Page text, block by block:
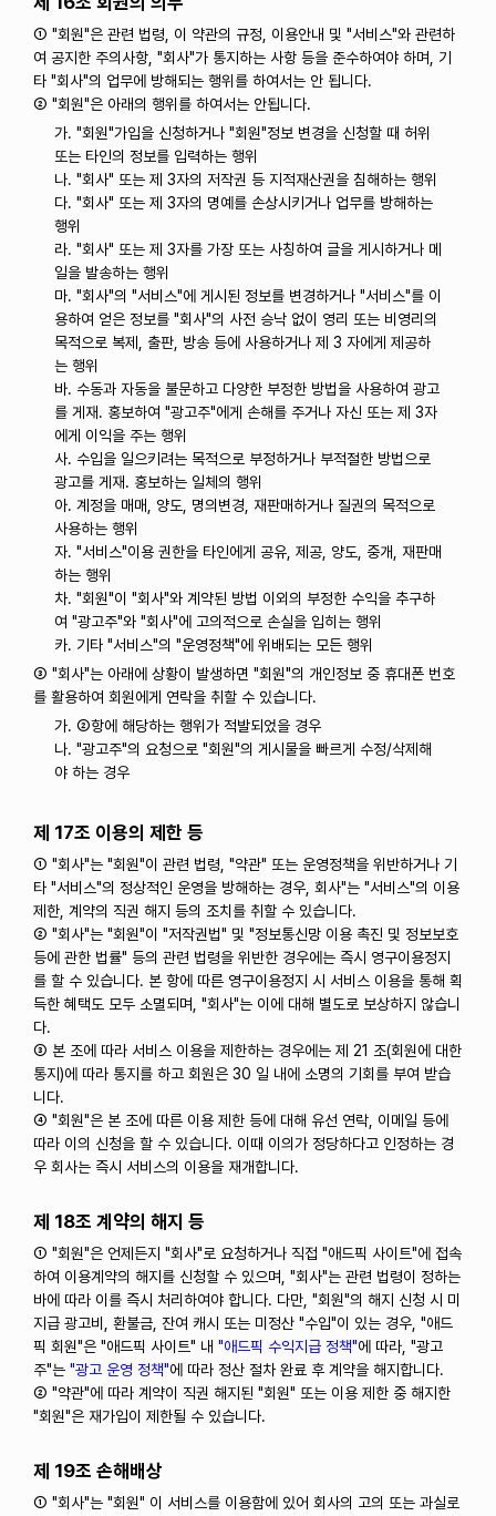
① "회원"은 관련 법령, 이 약관의 규정, 이용안내 및 "서비스"와 관련하
여 공지한 주의사항, "회사"가 통지하는 사항 등을 준수하여야 하며, 기
타 "회사"의 업무에 방해되는 행위를 하여서는 안 됩니다.
② "회원"은 아래의 행위를 하여서는 안됩니다.
가. "회원"가입을 신청하거나 "회원"정보 변경을 신청할 때 허위
또는 타인의 정보를 입력하는 행위
나. "회사" 또는 제 3자의 저작권 등 지적재산권을 침해하는 행위
다. "회사" 또는 제 3자의 명예를 손상시키거나 업무를 방해하는
행위
라. "회사" 또는 제 3자를 가장 또는 사칭하여 글을 게시하거나 메
일을 발송하는 행위
마. "회사"의 "서비스"에 게시된 정보를 변경하거나 "서비스"를 이
용하여 얻은 정보를 "회사"의 사전 승낙 없이 영리 또는 비영리의
목적으로 복제, 출판, 방송 등에 사용하거나 제 3 자에게 제공하
는 행위
바. 수동과 자동을 불문하고 다양한 부정한 방법을 사용하여 광고
를 게재. 홍보하여 "광고주"에게 손해를 주거나 자신 또는 제 3자
에게 이익을 주는 행위
사. 수입을 일으키려는 목적으로 부정하거나 부적절한 방법으로
광고를 게재. 홍보하는 일체의 행위
아. 계정을 매매, 양도, 명의변경, 재판매하거나 질권의 목적으로
사용하는 행위
자. "서비스"이용 권한을 타인에게 공유, 제공, 양도, 중개, 재판매
하는 행위
차. "회원"이 "회사"와 계약된 방법 이외의 부정한 수익을 추구하
여 "광고주"와 "회사"에 고의적으로 손실을 입히는 행위
카. 기타 "서비스"의 "운영정책"에 위배되는 모든 행위
③ "회사"는 아래에 상황이 발생하면 "회원"의 개인정보 중 휴대폰 번호
를 활용하여 회원에게 연락을 취할 수 있습니다.
가. ②항에 해당하는 행위가 적발되었을 경우
나. "광고주"의 요청으로 "회원"의 게시물을 빠르게 수정/삭제해
야 하는 경우
제 17조 이용의 제한 등
① "회사"는 "회원"이 관련 법령, "약관" 또는 운영정책을 위반하거나 기
타 "서비스"의 정상적인 운영을 방해하는 경우, 회사"는 "서비스"의 이용
제한, 계약의 직권 해지 등의 조치를 취할 수 있습니다.
② "회사"는 "회원"이 "저작권법" 및 "정보통신망 이용 촉진 및 정보보호
등에 관한 법률" 등의 관련 법령을 위반한 경우에는 즉시 영구이용정지
를 할 수 있습니다. 본 항에 따른 영구이용정지 시 서비스 이용을 통해 획
득한 혜택도 모두 소멸되며, "회사"는 이에 대해 별도로 보상하지 않습니
다.
③ 본 조에 따라 서비스 이용을 제한하는 경우에는 제 21 조(회원에 대한
통지)에 따라 통지를 하고 회원은 30 일 내에 소명의 기회를 부여 받습
니다.
④ "회원"은 본 조에 따른 이용 제한 등에 대해 유선 연락, 이메일 등에
따라 이의 신청을 할 수 있습니다. 이때 이의가 정당하다고 인정하는 경
우 회사는 즉시 서비스의 이용을 재개합니다.
제 18조 계약의 해지 등
① "회원"은 언제든지 "회사"로 요청하거나 직접 "애드픽 사이트"에 접속
하여 이용계약의 해지를 신청할 수 있으며, "회사"는 관련 법령이 정하는
바에 따라 이를 즉시 처리하여야 합니다. 다만, "회원"의 해지 신청 시 미
지급 광고비, 환불금, 잔여 캐시 또는 미정산 "수입"이 있는 경우, "애드
픽 회원"은 "애드픽 사이트" 내 "애드픽 수익지급 정책"에 따라, "광고
주"는 "광고 운영 정책"에 따라 정산 절차 완료 후 계약을 해지합니다.
② "약관"에 따라 계약이 직권 해지된 "회원" 또는 이용 제한 중 해지한
"회원"은 재가입이 제한될 수 있습니다.
제 19조 손해배상
① "회사"는 "회원" 이 서비스를 이용함에 있어 회사의 고의 또는 과실로